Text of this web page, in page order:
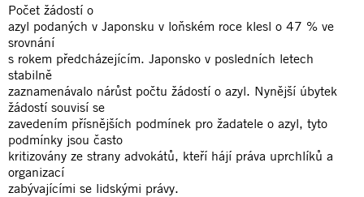
Počet žádostí o
azyl podaných v Japonsku v loňském roce klesl o 47 % ve
srovnání
s rokem předcházejícím. Japonsko v posledních letech
stabilně
zaznamenávalo nárůst počtu žádostí o azyl. Nynější úbytek
žádostí souvisí se
zavedením přísnějších podmínek pro žadatele o azyl, tyto
podmínky jsou často
kritizovány ze strany advokátů, kteří hájí práva uprchlíků a
organizací
zabývajícími se lidskými právy.